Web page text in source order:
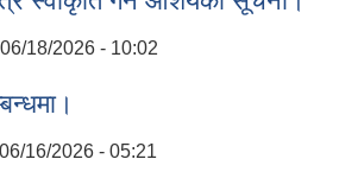
18/2026 - 10:02
16/2026 - 05:21